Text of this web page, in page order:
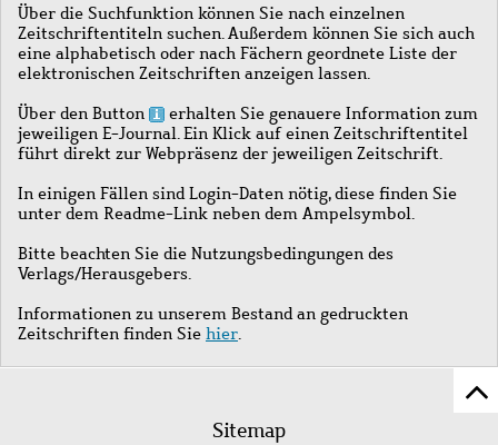
Über die Suchfunktion können Sie nach einzelnen
Zeitschriftentiteln suchen. Außerdem können Sie sich auch
eine alphabetisch oder nach Fächern geordnete Liste der
elektronischen Zeitschriften anzeigen lassen.
Über den Button
erhalten Sie genauere Information zum
jeweiligen E-Journal. Ein Klick auf einen Zeitschriftentitel
führt direkt zur Webpräsenz der jeweiligen Zeitschrift.
In einigen Fällen sind Login-Daten nötig, diese finden Sie
unter dem Readme-Link neben dem Ampelsymbol.
Bitte beachten Sie die Nutzungsbedingungen des
Verlags/Herausgebers.
Informationen zu unserem Bestand an gedruckten
Zeitschriften finden Sie hier.
Fußleistenmenü
Sitemap